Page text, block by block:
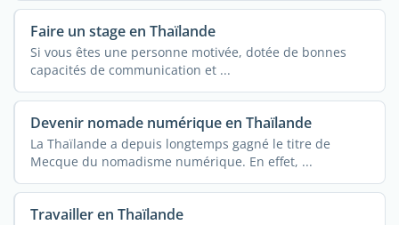
Faire un stage en Thaïlande
Si vous êtes une personne motivée, dotée de bonnes
capacités de communication et ...
Devenir nomade numérique en Thaïlande
La Thaïlande a depuis longtemps gagné le titre de
Mecque du nomadisme numérique. En effet, ...
Travailler en Thaïlande